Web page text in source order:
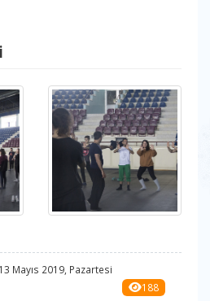
Mayıs 2019, Pazartesi
188